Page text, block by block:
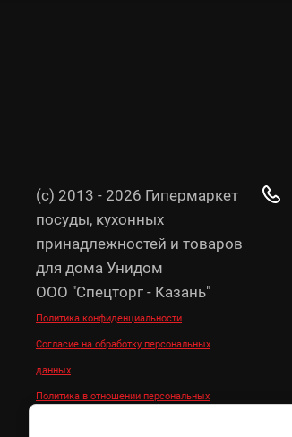
(с) 2013 - 2026 Гипермаркет
посуды, кухонных
принадлежностей и товаров
для дома Унидом
ООО "Спецторг - Казань"
Политика конфиденциальности
Согласие на обработку персональных
данных
Политика в отношении персональных